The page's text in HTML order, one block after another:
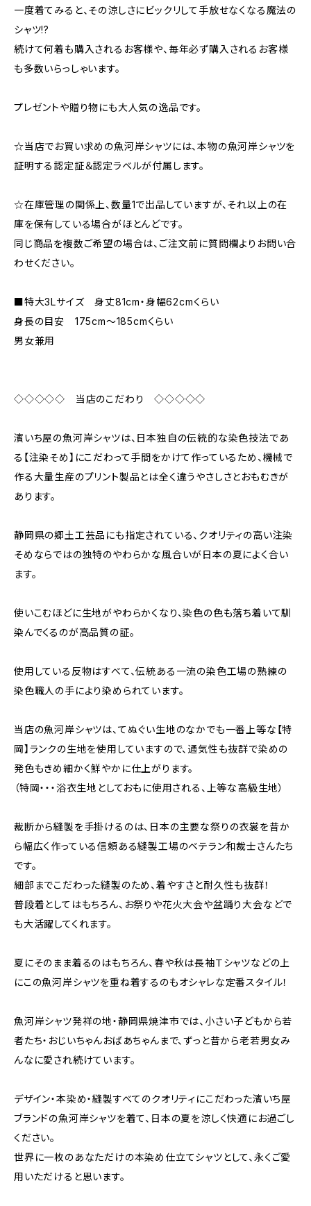
一度着てみると、その涼しさにビックリして手放せなくなる魔法の
シャツ!?
続けて何着も購入されるお客様や、毎年必ず購入されるお客様
も多数いらっしゃいます。
プレゼントや贈り物にも大人気の逸品です。
☆当店でお買い求めの魚河岸シャツには、本物の魚河岸シャツを
証明する認定証＆認定ラベルが付属します。
☆在庫管理の関係上、数量1で出品していますが、それ以上の在
庫を保有している場合がほとんどです。
同じ商品を複数ご希望の場合は、ご注文前に質問欄よりお問い合
わせください。
■特大3Lサイズ 身丈81cm・身幅62cmくらい
身長の目安 175cm〜185cmくらい
男女兼用
◇◇◇◇◇ 当店のこだわり ◇◇◇◇◇
濱いち屋の魚河岸シャツは、日本独自の伝統的な染色技法であ
る【注染そめ】にこだわって手間をかけて作っているため、機械で
作る大量生産のプリント製品とは全く違うやさしさとおもむきが
あります。
静岡県の郷土工芸品にも指定されている、クオリティの高い注染
そめならではの独特のやわらかな風合いが日本の夏によく合い
ます。
使いこむほどに生地がやわらかくなり、染色の色も落ち着いて馴
染んでくるのが高品質の証。
使用している反物はすべて、伝統ある一流の染色工場の熟練の
染色職人の手により染められています。
当店の魚河岸シャツは、てぬぐい生地のなかでも一番上等な【特
岡】ランクの生地を使用していますので、通気性も抜群で染めの
発色もきめ細かく鮮やかに仕上がります。
（特岡・・・浴衣生地としておもに使用される、上等な高級生地）
裁断から縫製を手掛けるのは、日本の主要な祭りの衣裳を昔か
ら幅広く作っている信頼ある縫製工場のベテラン和裁士さんたち
です。
細部までこだわった縫製のため、着やすさと耐久性も抜群！
普段着としてはもちろん、お祭りや花火大会や盆踊り大会などで
も大活躍してくれます。
夏にそのまま着るのはもちろん、春や秋は長袖Ｔシャツなどの上
にこの魚河岸シャツを重ね着するのもオシャレな定番スタイル！
魚河岸シャツ発祥の地・静岡県焼津市では、小さい子どもから若
者たち・おじいちゃんおばあちゃんまで、ずっと昔から老若男女み
んなに愛され続けています。
デザイン・本染め・縫製すべてのクオリティにこだわった濱いち屋
ブランドの魚河岸シャツを着て、日本の夏を涼しく快適にお過ごし
ください。
世界に一枚のあなただけの本染め仕立てシャツとして、永くご愛
用いただけると思います。